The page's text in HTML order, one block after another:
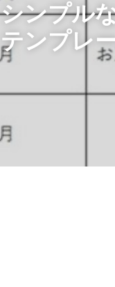
シンプル
テンプレ